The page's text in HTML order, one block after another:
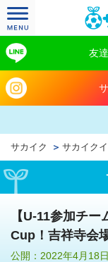
友
サカイク サカイク
【U-11参加チ
Cup！吉祥寺会
公開：2022年4月18日